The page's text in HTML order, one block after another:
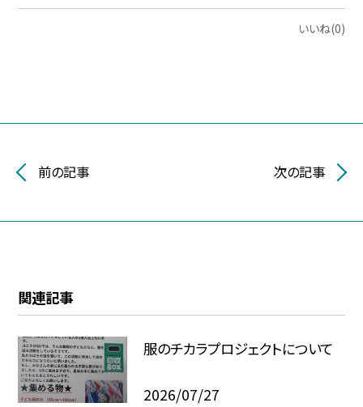
いいね(0)
前の記事 次の記事
関連記事
服のチカラプロジェクトについて
2026/07/27